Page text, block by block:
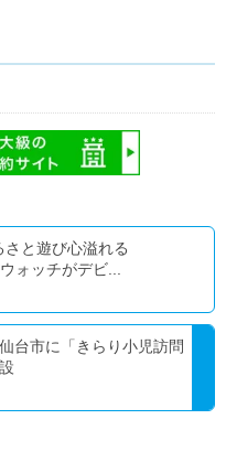
と遊び心溢れる
ォッチがデビ...
台市に「きらり小児訪問